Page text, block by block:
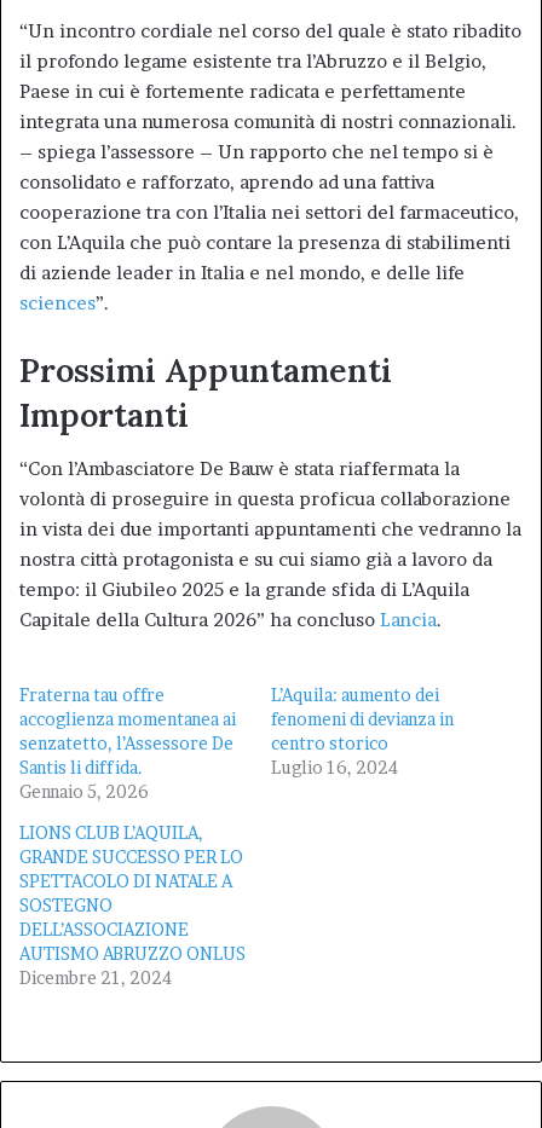
“Un incontro cordiale nel corso del quale è stato ribadito
il profondo legame esistente tra l’Abruzzo e il Belgio,
Paese in cui è fortemente radicata e perfettamente
integrata una numerosa comunità di nostri connazionali.
– spiega l’assessore – Un rapporto che nel tempo si è
consolidato e rafforzato, aprendo ad una fattiva
cooperazione tra con l’Italia nei settori del farmaceutico,
con L’Aquila che può contare la presenza di stabilimenti
di aziende leader in Italia e nel mondo, e delle life
sciences”.
Prossimi Appuntamenti
Importanti
“Con l’Ambasciatore De Bauw è stata riaffermata la
volontà di proseguire in questa proficua collaborazione
in vista dei due importanti appuntamenti che vedranno la
nostra città protagonista e su cui siamo già a lavoro da
tempo: il Giubileo 2025 e la grande sfida di L’Aquila
Capitale della Cultura 2026” ha concluso Lancia.
Fraterna tau offre
accoglienza momentanea ai
senzatetto, l’Assessore De
Santis li diffida.
Gennaio 5, 2026
L’Aquila: aumento dei
fenomeni di devianza in
centro storico
Luglio 16, 2024
LIONS CLUB L’AQUILA,
GRANDE SUCCESSO PER LO
SPETTACOLO DI NATALE A
SOSTEGNO
DELL’ASSOCIAZIONE
AUTISMO ABRUZZO ONLUS
Dicembre 21, 2024